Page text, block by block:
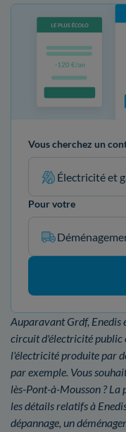
Vous cherchez un
Électricité et
Pour votre
Auparavant Grdf, Enedis
circuit d'électricité public
l'électricité produite par
par exemple. Vous
lès-Pont-à-Mousson ? La
les détails relatifs à
dépannage, un